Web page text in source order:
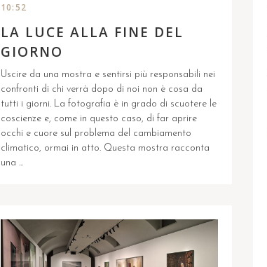
10:52
LA LUCE ALLA FINE DEL
GIORNO
Uscire da una mostra e sentirsi più responsabili nei
confronti di chi verrà dopo di noi non è cosa da
tutti i giorni. La fotografia è in grado di scuotere le
coscienze e, come in questo caso, di far aprire
occhi e cuore sul problema del cambiamento
climatico, ormai in atto. Questa mostra racconta
una ...